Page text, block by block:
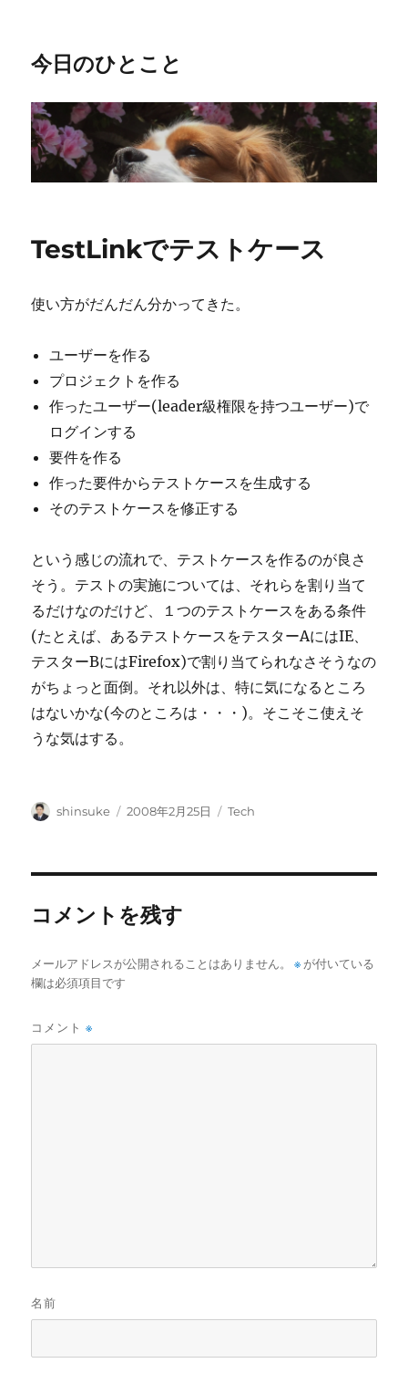
今日のひとこと
TestLinkでテストケース
使い方がだんだん分かってきた。
ユーザーを作る
プロジェクトを作る
作ったユーザー(leader級権限を持つユーザー)で
ログインする
要件を作る
作った要件からテストケースを生成する
そのテストケースを修正する
という感じの流れで、テストケースを作るのが良さ
そう。テストの実施については、それらを割り当て
るだけなのだけど、１つのテストケースをある条件
(たとえば、あるテストケースをテスターAにはIE、
テスターBにはFirefox)で割り当てられなさそうなの
がちょっと面倒。それ以外は、特に気になるところ
はないかな(今のところは・・・)。そこそこ使えそ
うな気はする。
投
shinsuke
投
2008年2月25日
カ
Tech
コメントを残す
メールアドレスが公開されることはありません。 ※が付いている
欄は必須項目です
コメント※
名前